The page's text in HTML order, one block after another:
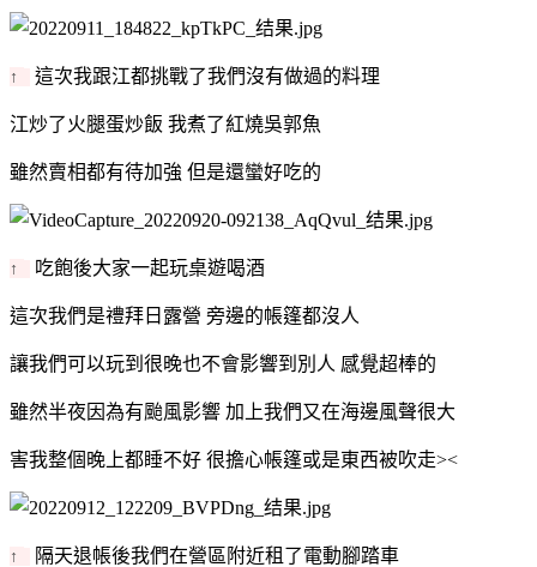
↑ 這次我跟江都挑戰了我們沒有做過的料理
江炒了火腿蛋炒飯 我煮了紅燒吳郭魚
雖然賣相都有待加強 但是還蠻好吃的
↑ 吃飽後大家一起玩桌遊喝酒
這次我們是禮拜日露營 旁邊的帳篷都沒人
讓我們可以玩到很晚也不會影響到別人 感覺超棒的
雖然半夜因為有颱風影響 加上我們又在海邊風聲很大
害我整個晚上都睡不好 很擔心帳篷或是東西被吹走><
↑ 隔天退帳後我們在營區附近租了電動腳踏車